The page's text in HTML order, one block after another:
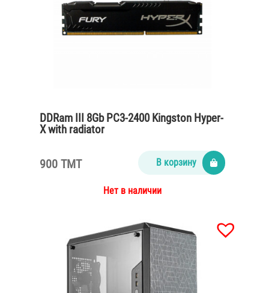
DDRam III 8Gb PC3-2400 Kingston Hyper-
X with radiator
900 TMT В корзину
Нет в наличии